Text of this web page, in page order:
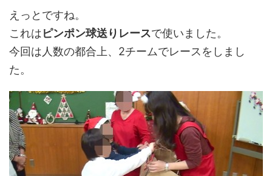
えっとですね。
これはピンポン球送りレースで使いました。
今回は人数の都合上、2チームでレースをしまし
た。